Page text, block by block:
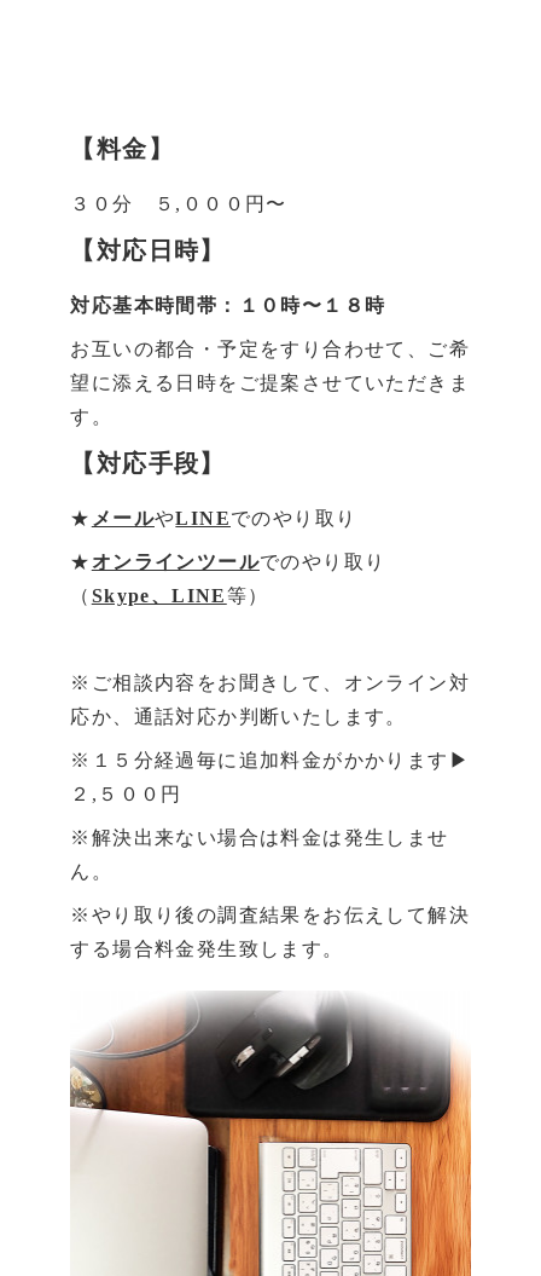
【料金】
３０分 ５,０００円〜
【対応日時】
対応基本時間帯：１０時〜１８時
お互いの都合・予定をすり合わせて、ご希
望に添える日時をご提案させていただきま
す。
【対応手段】
★ メールやLINEでのやり取り
★ オンラインツールでのやり取り
（ Skype、LINE等）
※ご相談内容をお聞きして、オンライン対
応か、通話対応か判断いたします。
※１５分経過毎に追加料金がかかります▶
２,５００円
※解決出来ない場合は料金は発生しませ
ん。
※やり取り後の調査結果をお伝えして解決
する場合料金発生致します。